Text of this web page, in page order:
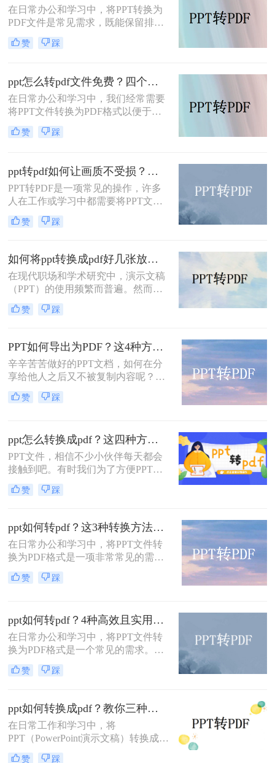
在日常办公和学习中，将PPT转换为
PDF文件是常见需求，既能保留排版
格式，又方便跨平台分享。那么PPT
怎么转pdf文件呢？本文将介绍5种常
议。
赞 踩
ppt怎么转pdf文件免费？四个方法帮你快速搞定
在日常办公和学习中，我们经常需要
将PPT文件转换为PDF格式以便于分
享、保存和打印。那么ppt怎么转pdf
文件免费呢？以下将详细介绍四种免
赞 踩
ppt转pdf如何让画质不受损？推荐这三个实用方法给你！
PPT转PDF是一项常见的操作，许多
人在工作或学习中都需要将PPT文件
转换为PDF格式，以便于分享和阅
览。然而，转换过程中往往会面临一
么，PPT转PDF如何让画质不受损
呢？本文将从多个方面为您详细介绍
PPT转PDF的画质保留技巧，让您的
转换过程更加顺利和高效。
赞 踩
如何将ppt转换成pdf好几张放在一页？分享三种简单且高效的方法！
在现代职场和学术研究中，演示文稿
（PPT）的使用频繁而普遍。然而，
有时候我们希望将PPT转换为PDF格
式，以便更方便地打印、分享或存
个页面放在一个PDF页面中，以便节
省空间和纸张。那么如何将ppt转换成
pdf好几张放在一页呢？在本文中，我
们将介绍三种简单且高效的方法，以
满足这些需求。
赞 踩
PPT如何导出为PDF？这4种方法简单易学！值得收藏！
辛辛苦苦做好的PPT文档，如何在分
享给他人之后又不被复制内容呢？我
们可以将PPT如何导出为pdf，大家也
知道PDF文件是不易编辑的，它是专
格式，那么如何将PPT转pdf呢？下面
就来看看吧。
赞 踩
ppt怎么转换成pdf？这四种方法，老板用了都给满分！
PPT文件，相信不少小伙伴每天都会
接触到吧。有时我们为了方便PPT文
件的传输，会将PPT文件转换成PDF
格式，这样子也方便大家在各种设备
换成pdf吗？有需要进行PPT转PDF格
式的小伙伴，今天我就来为你们分享
四种不错的方法。
赞 踩
ppt如何转pdf？这3种转换方法尝试下！
在日常办公和学习中，将PPT文件转
换为PDF格式是一项非常常见的需
求。PDF格式因其跨平台兼容性强、
文件体积小、易于阅读和打印等特
将PPT转换为PDF的方法。
赞 踩
ppt如何转pdf？4种高效且实用的方法详解！
在日常办公和学习中，将PPT文件转
换为PDF格式是一个常见的需求。
PDF文件具有兼容性强、格式固定、
不易被修改等优点，非常适合用于分
呢？本文将介绍几种常用的PPT转
PDF方法，助你轻松完成文件转换。
赞 踩
ppt如何转换成pdf？教你三种简单有效的方法！
在日常工作和学习中，将
PPT（PowerPoint演示文稿）转换成
PDF（Portable Document Format）文
赞 踩